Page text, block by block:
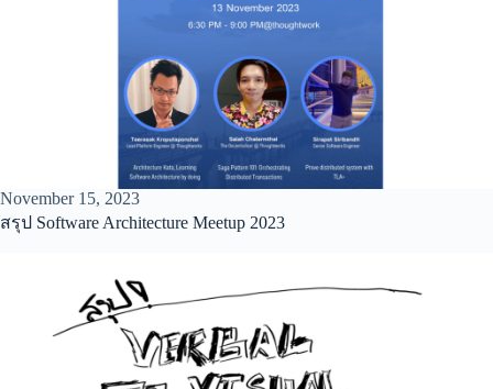
November 15, 2023
สรุป Software Architecture Meetup 2023